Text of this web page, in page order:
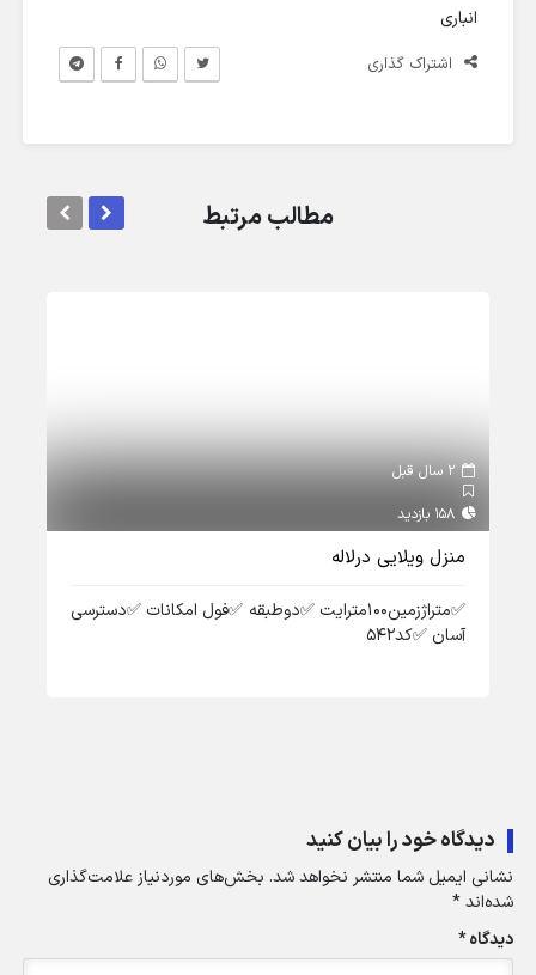
انباری
اشتراک گذاری
مطالب مرتبط
منزل ویلایی درلاله
✅️متراژزمین۱۰۰مترایت ✅️دوطبقه ✅️فول امکانات ✅️دسترسی
آسان ✅️کد۵۴۲
دیدگاه خود را بیان کنید
نشانی ایمیل شما منتشر نخواهد شد. بخش‌های موردنیاز علامت‌گذاری
شده‌اند*
دیدگاه*